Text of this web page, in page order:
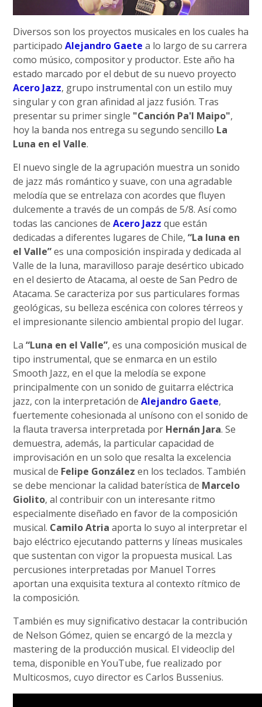
Diversos son los proyectos musicales en los cuales ha
participadoAlejandro Gaete a lo largo de su carrera
como músico, compositor y productor. Este año ha
estado marcado por el debut de su nuevo proyecto
Acero Jazz, grupo instrumental con un estilo muy
singular y con gran afinidad al jazz fusión. Tras
presentar su primer single "Canción Pa'l Maipo",
hoy la banda nos entrega su segundo sencillo La
Luna en el Valle.
El nuevo single de la agrupación muestra un sonido
de jazz más romántico y suave, con una agradable
melodía que se entrelaza con acordes que fluyen
dulcemente a través de un compás de 5/8. Así como
todas las canciones deAcero Jazz que están
dedicadas a diferentes lugares de Chile,“La luna en
el Valle”es una composición inspirada y dedicada al
Valle de la luna, maravilloso paraje desértico ubicado
en el desierto de Atacama, al oeste de San Pedro de
Atacama. Se caracteriza por sus particulares formas
geológicas, su belleza escénica con colores térreos y
el impresionante silencio ambiental propio del lugar.
La“Luna en el Valle”, es una composición musical de
tipo instrumental, que se enmarca en un estilo
Smooth Jazz, en el que la melodía se expone
principalmente con un sonido de guitarra eléctrica
jazz, con la interpretación deAlejandro Gaete,
fuertemente cohesionada al unísono con el sonido de
la flauta traversa interpretada por Hernán Jara. Se
demuestra, además, la particular capacidad de
improvisación en un solo que resalta la excelencia
musical de Felipe González en los teclados. También
se debe mencionar la calidad baterística de Marcelo
Giolito, al contribuir con un interesante ritmo
especialmente diseñado en favor de la composición
musical. Camilo Atria aporta lo suyo al interpretar el
bajo eléctrico ejecutando patterns y líneas musicales
que sustentan con vigor la propuesta musical. Las
percusiones interpretadas por Manuel Torres
aportan una exquisita textura al contexto rítmico de
la composición.
También es muy significativo destacar la contribución
de Nelson Gómez, quien se encargó de la mezcla y
mastering de la producción musical. El videoclip del
tema, disponible en YouTube, fue realizado por
Multicosmos, cuyo director es Carlos Bussenius.